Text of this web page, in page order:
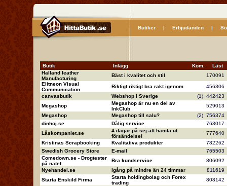
Butiker| Erbjudanden|
Butik Inlägg Kom.
Läst
Halland leather
Manufacturing
Bäst i kvalitet och stil
170091
Elitneon Visual
Communication
Riktigt riktigt bra rakt igenom
456306
canvasbutik
Webshop i Sverige (1) 442423
Megashop
Megashop är nu en del av
InkClub
529013
Megashop
Megashop till salu? (2) 756374
dinhoj.se
Dålig service
763017
Låskompaniet.se
4 dagar på sej att hämta ut
försändelse!
777640
Kristinas Scrapbooking
Kvalitativa produkter
782262
Swedish Grocery Store
E-mail
765503
Comedown.se - Drogtester
på nätet.
Bra kundservice
806092
Nyehandel.se
Igång på mindre än 24 timmar
811619
Starta Enskild Firma
Starta holdingbolag och Forex
trading
808142